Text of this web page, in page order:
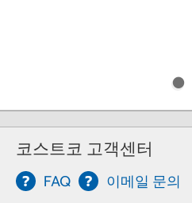
코스트코 고객센터
FAQ 이메일 문의